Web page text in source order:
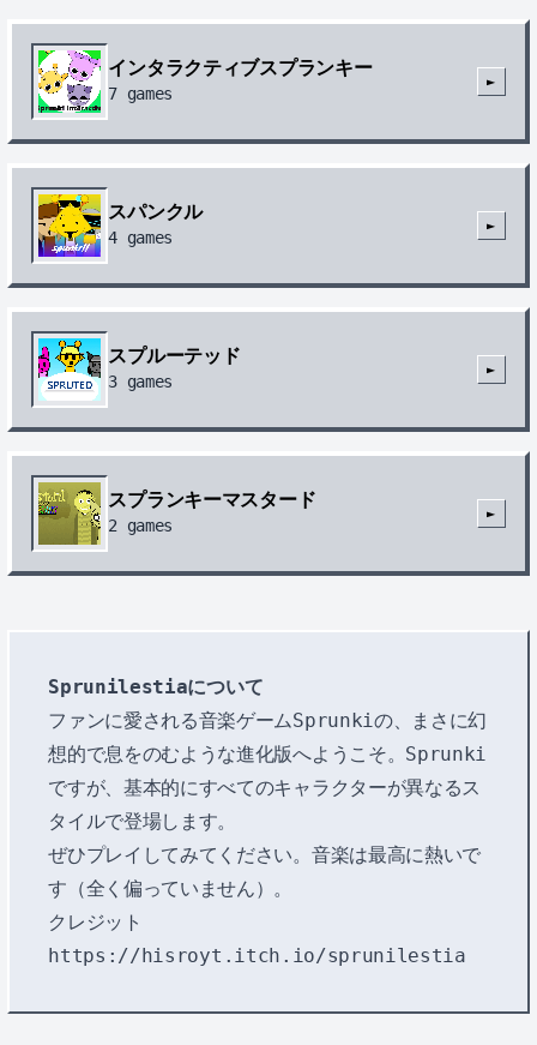
インタラクティブスプランキー
7 games
►
スパンクル
4 games
►
スプルーテッド
3 games
►
スプランキーマスタード
2 games
►
Sprunilestiaについて
ファンに愛される音楽ゲームSprunkiの、まさに幻
想的で息をのむような進化版へようこそ。Sprunki
ですが、基本的にすべてのキャラクターが異なるス
タイルで登場します。
ぜひプレイしてみてください。音楽は最高に熱いで
す（全く偏っていません）。
クレジット
https://hisroyt.itch.io/sprunilestia